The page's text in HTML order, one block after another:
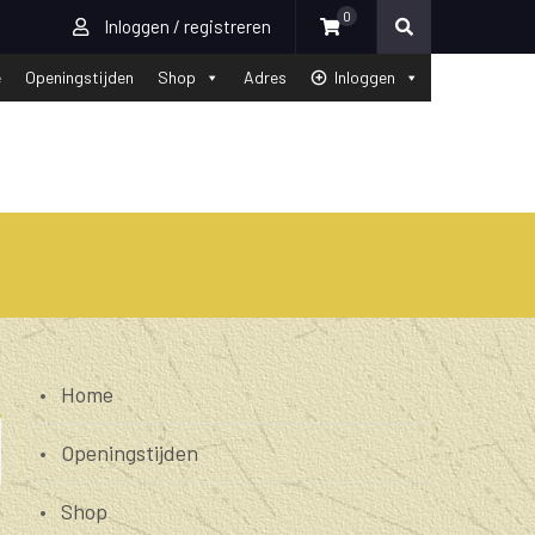
Inloggen / registreren 0
Openingstijden Shop Adres Inloggen
Home
Openingstijden
Shop